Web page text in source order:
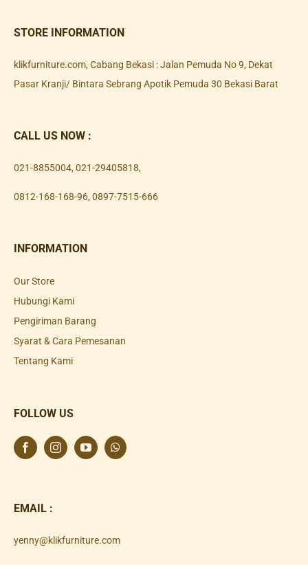
STORE INFORMATION
klikfurniture.com, Cabang Bekasi : Jalan Pemuda No 9, Dekat
Pasar Kranji/ Bintara Sebrang Apotik Pemuda 30 Bekasi Barat
CALL US NOW :
021-8855004, 021-29405818,
0812-168-168-96, 0897-7515-666
INFORMATION
Our Store
Hubungi Kami
Pengiriman Barang
Syarat & Cara Pemesanan
Tentang Kami
FOLLOW US
EMAIL :
yenny@klikfurniture.com